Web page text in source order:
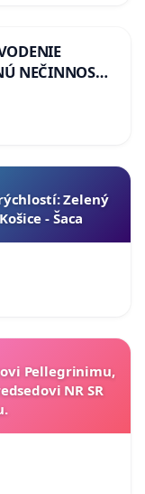
NEČINNOSŤ
Zelený
- Šaca
Pellegrinimu,
NR SR